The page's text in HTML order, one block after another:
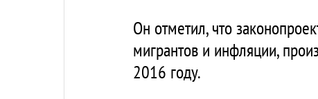
Он отметил, что
мигрантов и инфляции,
2016 году.